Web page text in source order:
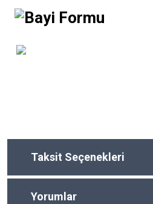
Taksit Seçenekleri
Yorumlar